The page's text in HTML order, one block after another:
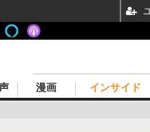
漫画 インサイド